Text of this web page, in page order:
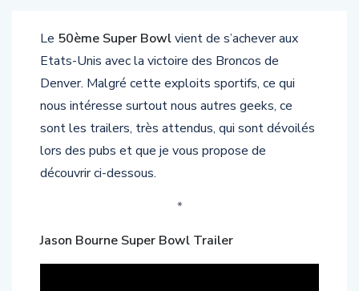
Le 50ème Super Bowlvient de s’achever aux
Etats-Unis avec la victoire des Broncos de
Denver. Malgré cette exploits sportifs, ce qui
nous intéresse surtout nous autres geeks, ce
sont les trailers, très attendus, qui sont dévoilés
lors des pubs et que je vous propose de
découvrir ci-dessous.
*
Jason Bourne Super Bowl Trailer